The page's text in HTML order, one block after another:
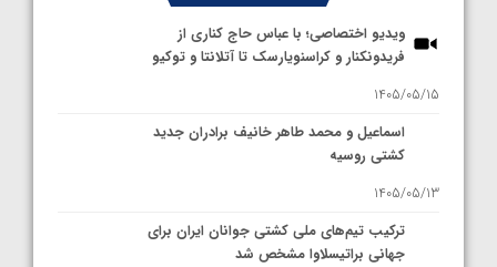
ویدیو اختصاصی؛ با عباس حاج کناری از
فریدونکنار و کراسنویارسک تا آتلانتا و توکیو
1405/05/15
اسماعیل و محمد طاهر خانیف برادران جدید
کشتی روسیه
1405/05/13
ترکیب تیم‌های ملی کشتی جوانان ایران برای
جهانی براتیسلاوا مشخص شد